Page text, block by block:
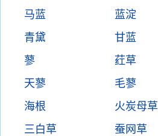
马蓝
蓝淀
青黛
甘蓝
蓼
荭草
天蓼
毛蓼
海根
火炭母草
三白草
蚕网草